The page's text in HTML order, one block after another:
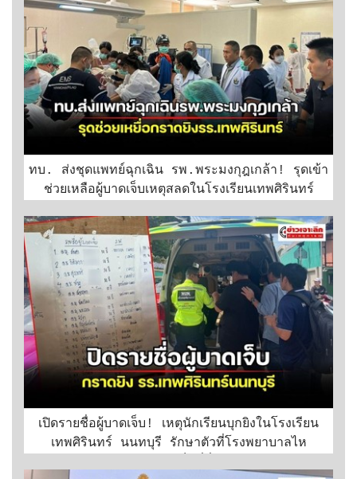
ทบ. ส่งชุดแพทย์ฉุกเฉิน รพ.พระมงกุฎเกล้า! รุดเข้า
ช่วยเหลือผู้บาดเจ็บเหตุสลดในโรงเรียนเทพศิรินทร์
เปิดรายชื่อผู้บาดเจ็บ! เหตุนักเรียนบุกยิงในโรงเรียน
เทพศิรินทร์ นนทบุรี รักษาตัวที่โรงพยาบาลไห